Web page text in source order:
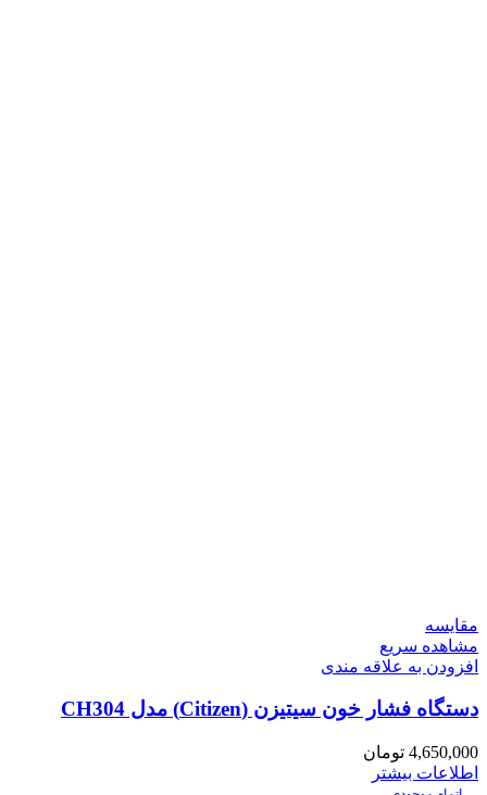
مقایسه
مشاهده سریع
افزودن به علاقه مندی
دستگاه فشار خون سیتیزن (Citizen) مدل CH304
4,650,000 تومان
اطلاعات بیشتر